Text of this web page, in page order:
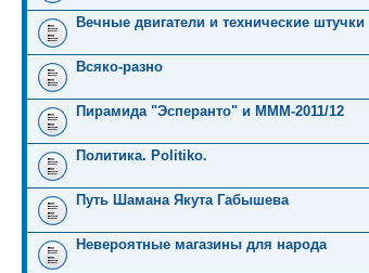
Вечные двигатели и технические штучки
Всяко-разно
Пирамида "Эсперанто" и MMM-2011/12
Политика. Politiko.
Путь Шамана Якута Габышева
Невероятные магазины для народа